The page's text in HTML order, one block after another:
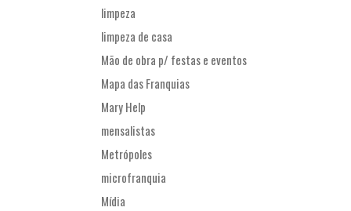
limpeza
limpeza de casa
Mão de obra p/ festas e eventos
Mapa das Franquias
Mary Help
mensalistas
Metrópoles
microfranquia
Mídia